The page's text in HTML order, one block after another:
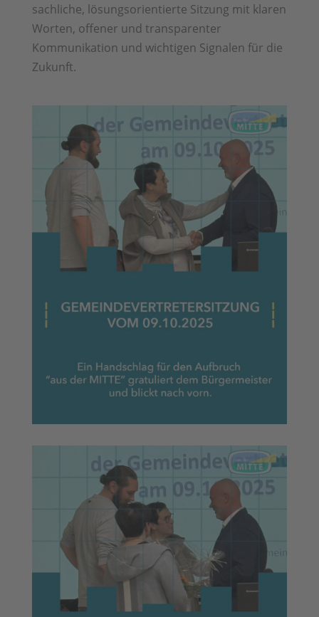
sachliche, lösungsorientierte Sitzung mit klaren
Worten, offener und transparenter
Kommunikation und wichtigen Signalen für die
Zukunft.